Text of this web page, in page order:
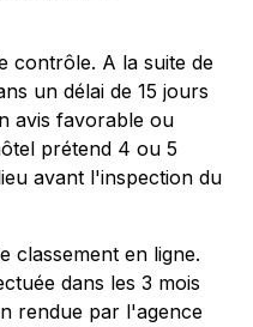
contrôle. A la suite de
un délai de 15 jours
avis favorable ou
prétend 4 ou 5
avant l'inspection du
classement en ligne.
dans les 3 mois
rendue par l'agence